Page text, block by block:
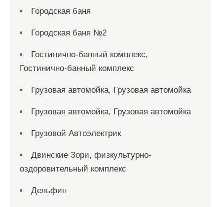
Городская баня
Городская баня №2
Гостинично-банный комплекс,
Гостинично-банный комплекс
Грузовая автомойка, Грузовая автомойка
Грузовая автомойка, Грузовая автомойка
Грузовой Автоэлектрик
Двинские Зори, физкультурно-
оздоровительный комплекс
Дельфин